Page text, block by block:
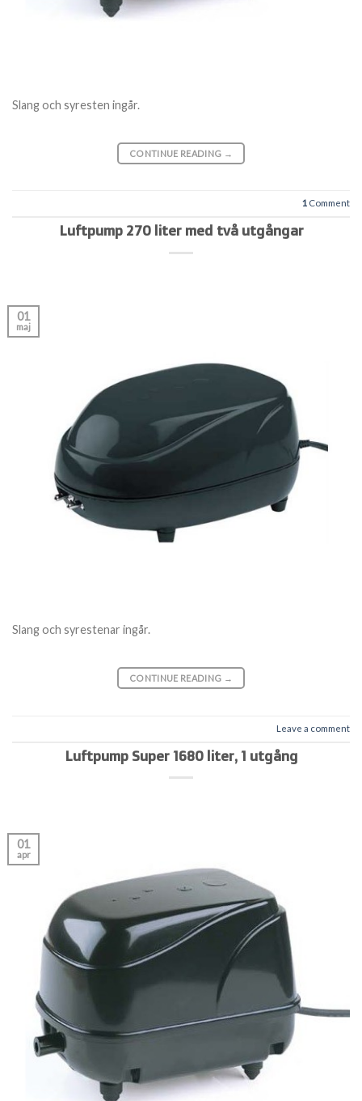
Slang och syresten ingår.
CONTINUE READING →
1 Comment
Luftpump 270 liter med två utgångar
01
maj
Slang och syrestenar ingår.
CONTINUE READING →
Leave a comment
Luftpump Super 1680 liter, 1 utgång
01
apr